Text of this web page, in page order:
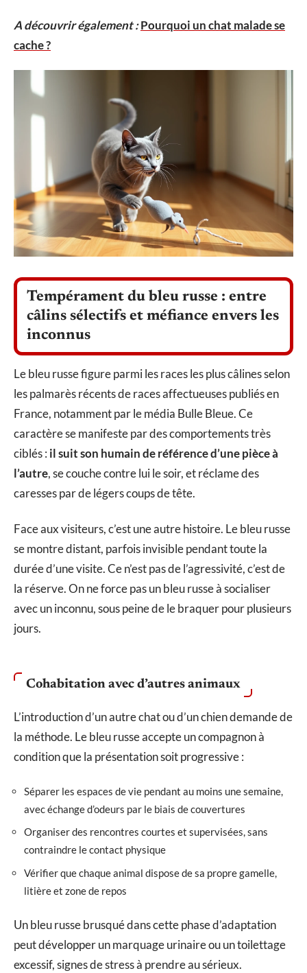
A découvrir également :Pourquoi un chat malade se
cache ?
Tempérament du bleu russe : entre
câlins sélectifs et méfiance envers les
inconnus
Le bleu russe figure parmi les races les plus câlines selon
les palmarès récents de races affectueuses publiés en
France, notamment par le média Bulle Bleue. Ce
caractère se manifeste par des comportements très
ciblés : il suit son humain de référence d’une pièce à
l’autre, se couche contre lui le soir, et réclame des
caresses par de légers coups de tête.
Face aux visiteurs, c’est une autre histoire. Le bleu russe
se montre distant, parfois invisible pendant toute la
durée d’une visite. Ce n’est pas de l’agressivité, c’est de
la réserve. On ne force pas un bleu russe à socialiser
avec un inconnu, sous peine de le braquer pour plusieurs
jours.
Cohabitation avec d’autres animaux
L’introduction d’un autre chat ou d’un chien demande de
la méthode. Le bleu russe accepte un compagnon à
condition que la présentation soit progressive :
Séparer les espaces de vie pendant au moins une semaine,
avec échange d’odeurs par le biais de couvertures
Organiser des rencontres courtes et supervisées, sans
contraindre le contact physique
Vérifier que chaque animal dispose de sa propre gamelle,
litière et zone de repos
Un bleu russe brusqué dans cette phase d’adaptation
peut développer un marquage urinaire ou un toilettage
excessif, signes de stress à prendre au sérieux.